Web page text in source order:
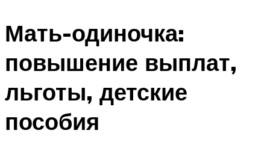
Мать-одиночка:
повышение выплат,
льготы, детские
пособия